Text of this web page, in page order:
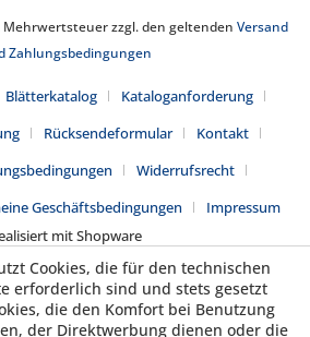
Mehrwertsteuer zzgl. den geltenden Versand
Zahlungsbedingungen
Blätterkatalog
Kataloganforderung
Rücksendeformular
Kontakt
Widerrufsrecht
Geschäftsbedingungen
Impressum
mit Shopware
Cookies, die für den technischen
erforderlich sind und stets gesetzt
die den Komfort bei Benutzung
der Direktwerbung dienen oder die